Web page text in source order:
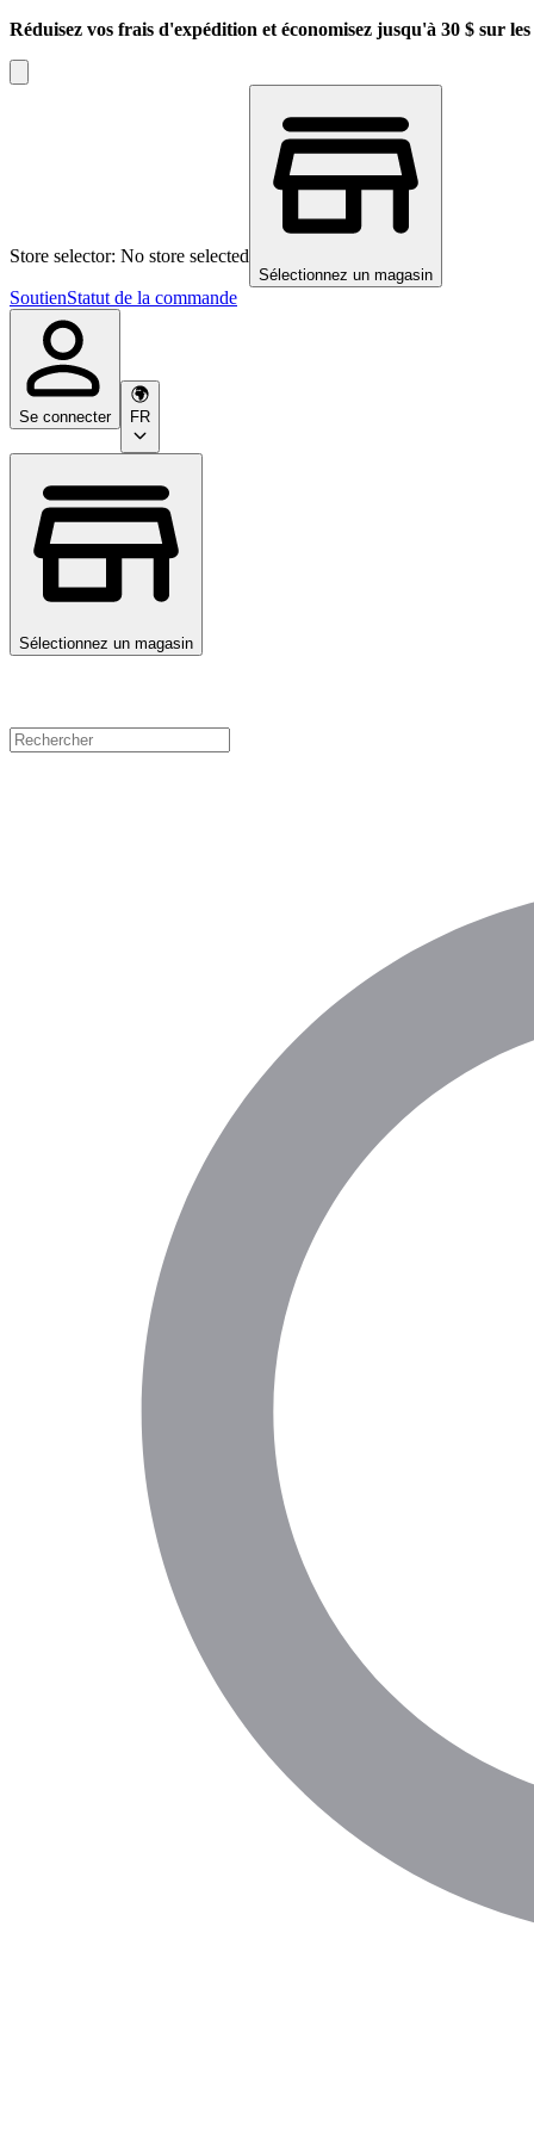
Réduisez vos frais d'expédition et économisez jusqu'à 30 $ sur
Store selector: No store selected
Sélectionnez un magasin
SoutienStatut de la commande
Se connecter FR
Sélectionnez un magasin